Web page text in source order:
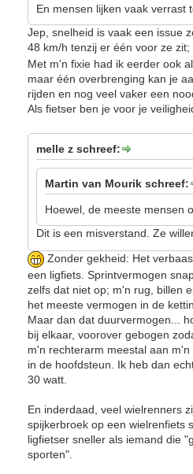
En mensen lijken vaak verrast
Jep, snelheid is vaak een issue
48 km/h tenzij er één voor ze
Met m'n fixie had ik eerder ook
maar één overbrenging kan je
rijden en nog veel vaker een
Als fietser ben je voor je
melle z schreef:
Martin van Mourik schreef:
Hoewel, de meeste mensen
Dit is een misverstand. Ze
Zonder gekheid: Het
een ligfiets. Sprintvermogen
zelfs dat niet op; m'n rug, billen
het meeste vermogen in de
Maar dan dat duurvermogen...
bij elkaar, voorover gebogen
m'n rechterarm meestal aan
in de hoofdsteun. Ik heb dan
30 watt.
En inderdaad, veel wielrenners
spijkerbroek op een wielrenfiets
ligfietser sneller als iemand die
sporten".